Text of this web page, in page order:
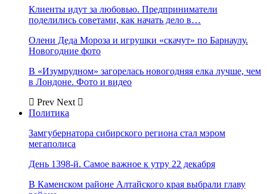
Клиенты идут за любовью. Предприниматели
поделились советами, как начать дело в…
Олени Деда Мороза и игрушки «скачут» по Барнаулу.
Новогодние фото
В «Изумрудном» загорелась новогодняя елка лучше, чем
в Лондоне. Фото и видео
Prev Next
Политика
Замгубернатора сибирского региона стал мэром
мегаполиса
День 1398-й. Самое важное к утру 22 декабря
В Каменском районе Алтайского края выбрали главу